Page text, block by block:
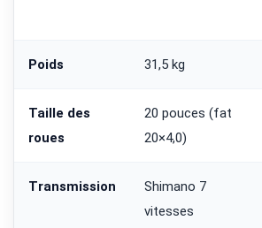
Poids 31,5 kg
Taille des
roues
20 pouces (fat
20×4,0)
Transmission
Shimano 7
vitesses